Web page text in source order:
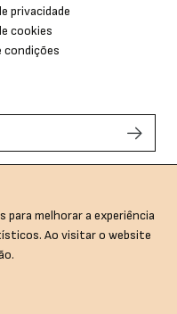
privacidade
cookies
condições
melhorar a experiência
Ao visitar o website